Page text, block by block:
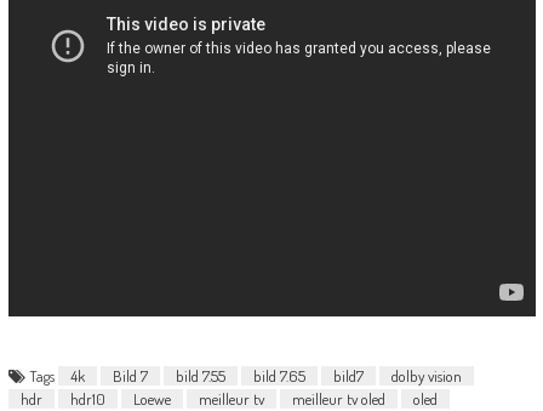
Tags 4k Bild 7 bild 7.55 bild 7.65 bild7
dolby vision
hdr
hdr10 Loewe meilleur tv meilleur tv oled
oled